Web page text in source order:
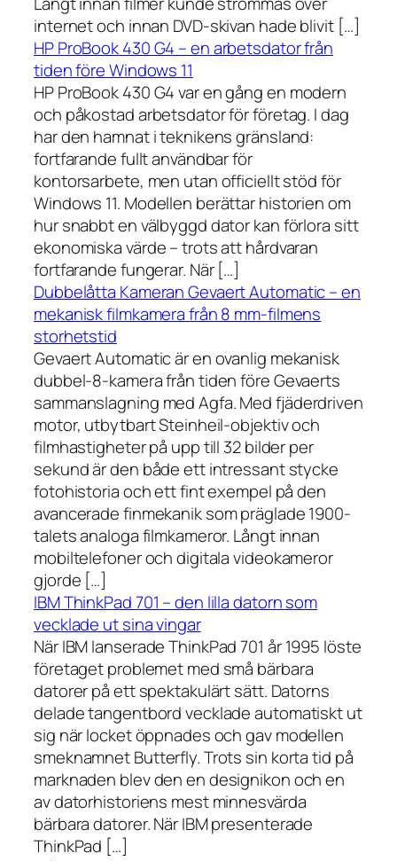
internet och innan DVD-skivan hade blivit […]
HP ProBook 430 G4 – en arbetsdator från
tiden före Windows 11
HP ProBook 430 G4 var en gång en modern
och påkostad arbetsdator för företag. I dag
har den hamnat i teknikens gränsland:
fortfarande fullt användbar för
kontorsarbete, men utan officiellt stöd för
Windows 11. Modellen berättar historien om
hur snabbt en välbyggd dator kan förlora sitt
ekonomiska värde – trots att hårdvaran
fortfarande fungerar. När […]
Dubbelåtta Kameran Gevaert Automatic – en
mekanisk filmkamera från 8 mm-filmens
storhetstid
Gevaert Automatic är en ovanlig mekanisk
dubbel-8-kamera från tiden före Gevaerts
sammanslagning med Agfa. Med fjäderdriven
motor, utbytbart Steinheil-objektiv och
filmhastigheter på upp till 32 bilder per
sekund är den både ett intressant stycke
fotohistoria och ett fint exempel på den
avancerade finmekanik som präglade 1900-
talets analoga filmkameror. Långt innan
mobiltelefoner och digitala videokameror
gjorde […]
IBM ThinkPad 701 – den lilla datorn som
vecklade ut sina vingar
När IBM lanserade ThinkPad 701 år 1995 löste
företaget problemet med små bärbara
datorer på ett spektakulärt sätt. Datorns
delade tangentbord vecklade automatiskt ut
sig när locket öppnades och gav modellen
smeknamnet Butterfly. Trots sin korta tid på
marknaden blev den en designikon och en
av datorhistoriens mest minnesvärda
bärbara datorer. När IBM presenterade
ThinkPad […]